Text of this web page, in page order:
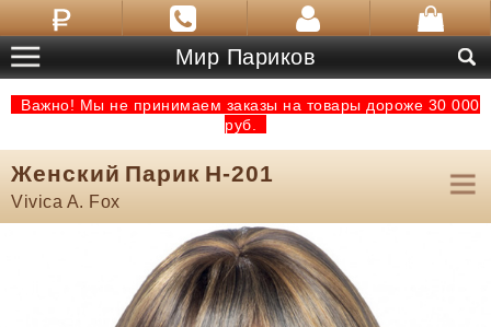
Мир Париков
Важно! Мы не принимаем заказы на товары дороже 30 000
руб.
Женский Парик H-201
Vivica A. Fox